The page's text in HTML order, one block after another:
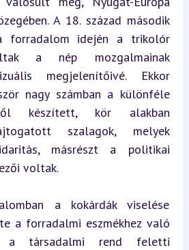
A 18. század második
forradalom idején a trikolór
a nép mozgalmainak
megjelenítőivé. Ekkor
nagy számban a különféle
készített, kör alakban
szalagok, melyek
másrészt a politikai
voltak.
a kokárdák viselése
a forradalmi eszmékhez való
a társadalmi rend feletti